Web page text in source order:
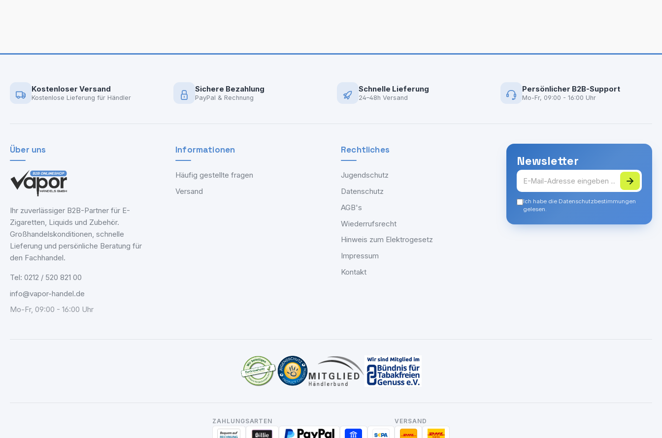
Kostenloser Versand
Kostenlose Lieferung für Händler
Sichere Bezahlung
PayPal & Rechnung
Schnelle Lieferung
24–48h Versand
Persönlicher B2B-Support
Mo-Fr, 09:00 - 16:00 Uhr
Über uns
Ihr zuverlässiger B2B-Partner für E-
Zigaretten, Liquids und Zubehör.
Großhandelskonditionen, schnelle
Lieferung und persönliche Beratung für
den Fachhandel.
Tel: 0212 / 520 821 00
info@vapor-handel.de
Mo-Fr, 09:00 - 16:00 Uhr
Informationen
Häufig gestellte fragen
Versand
Rechtliches
Jugendschutz
Datenschutz
AGB's
Wiederrufsrecht
Hinweis zum Elektrogesetz
Impressum
Kontakt
Newsletter
Ich habe die Datenschutzbestimmungen
gelesen.
ZAHLUNGSARTEN VERSAND